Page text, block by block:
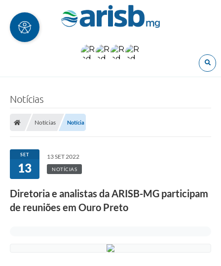
Notícias
Notícias Notícia
SET
13
13 SET 2022
NOTÍCIAS
Diretoria e analistas da ARISB-MG participam
de reuniões em Ouro Preto